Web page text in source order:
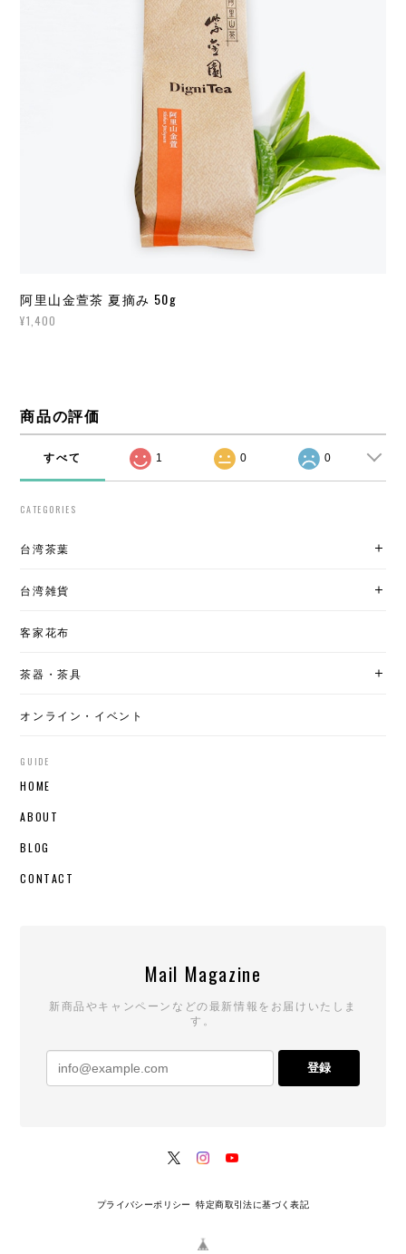
阿里山金萱茶 夏摘み 50g
¥1,400
商品の評価
すべて 1 0 0
CATEGORIES
台湾茶葉
台湾雑貨
客家花布
茶器・茶具
オンライン・イベント
GUIDE
HOME
ABOUT
BLOG
CONTACT
Mail Magazine
新商品やキャンペーンなどの最新情報をお届けいたしま
す。
登録
プライバシーポリシー 特定商取引法に基づく表記